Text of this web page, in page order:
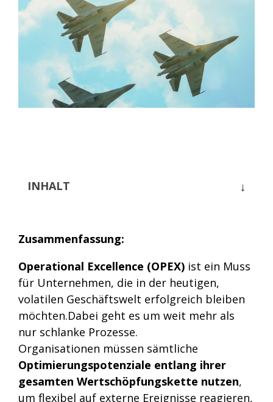
ValueStreamer®.
Effektive Führung
Transparente Produktion
Bessere Zusammenarbeit
Effektive Führung
Effizientes Aufgabenmanagement
INHALT
Zusammenfassung:
Operational Excellence (OPEX) ist ein Muss
für Unternehmen, die in der heutigen,
volatilen Geschäftswelt erfolgreich bleiben
möchten.Dabei geht es um weit mehr als
nur schlanke Prozesse.
Organisationen müssen sämtliche
Optimierungspotenziale entlang ihrer
gesamten Wertschöpfungskette nutzen,
um flexibel auf externe Ereignisse reagieren,